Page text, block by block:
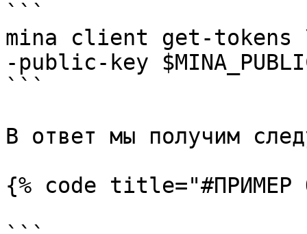
```
mina client get-tokens
-public-key
```
В ответ мы получим
{% code title="#ПРИМЕР